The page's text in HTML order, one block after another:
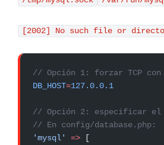
[2002] No such file or
// Opción 1: forzar TCP con
DB_HOST=127.0.0.1
// Opción 2: especificar el
// En config/database.php:
'mysql'
=> [